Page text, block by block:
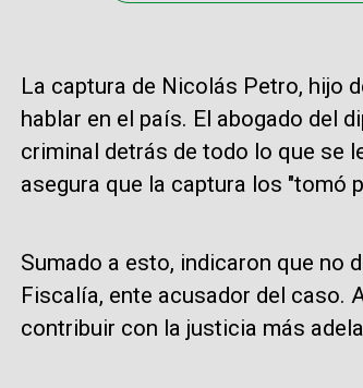
La captura de Nicolás Petro, hijo
hablar en el país. El abogado del
criminal detrás de todo lo que se
asegura que la captura los "tomó
Sumado a esto, indicaron que no
Fiscalía, ente acusador del caso.
contribuir con la justicia más